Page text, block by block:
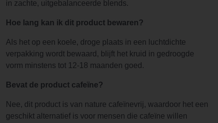
in zachte, uitgebalanceerde blends.
Hoe lang kan ik dit product bewaren?
Als het op een koele, droge plaats in een luchtdichte
verpakking wordt bewaard, blijft het kruid in gedroogde
vorm minstens tot 12-18 maanden goed.
Bevat de product cafeïne?
Nee, dit product is van nature cafeïnevrij, waardoor het een
geschikt alternatief is voor mensen die cafeïne willen